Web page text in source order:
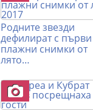
Родните звезди
дефилират с първи
плажни снимки от
лято…